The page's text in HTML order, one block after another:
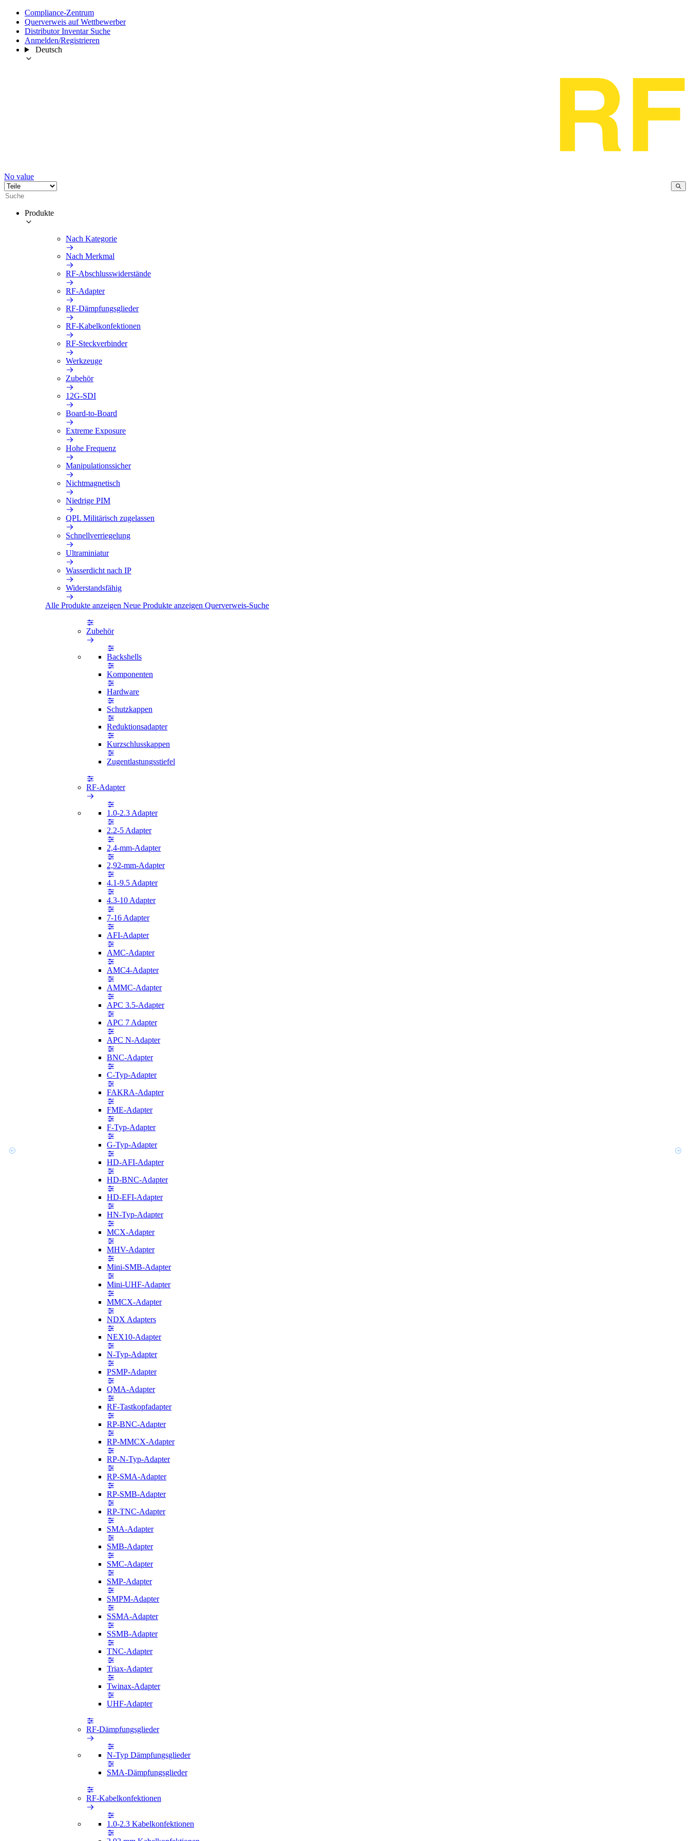
Compliance-Zentrum
Querverweis auf Wettbewerber
Distributor Inventar Suche
Anmelden/Registrieren
Deutsch
No value
Produkte
Nach Kategorie
Nach Merkmal
RF-Abschlusswiderstände
RF-Adapter
RF-Dämpfungsglieder
RF-Kabelkonfektionen
RF-Steckverbinder
Werkzeuge
Zubehör
12G-SDI
Board-to-Board
Extreme Exposure
Hohe Frequenz
Manipulationssicher
Nichtmagnetisch
Niedrige PIM
QPL Militärisch zugelassen
Schnellverriegelung
Ultraminiatur
Wasserdicht nach IP
Widerstandsfähig
Alle Produkte anzeigen Neue Produkte anzeigen Querverweis-Suche
Zubehör
Backshells
Komponenten
Hardware
Schutzkappen
Reduktionsadapter
Kurzschlusskappen
Zugentlastungsstiefel
RF-Adapter
1.0-2.3 Adapter
2.2-5 Adapter
2,4-mm-Adapter
2,92-mm-Adapter
4.1-9.5 Adapter
4.3-10 Adapter
7-16 Adapter
AFI-Adapter
AMC-Adapter
AMC4-Adapter
AMMC-Adapter
APC 3.5-Adapter
APC 7 Adapter
APC N-Adapter
BNC-Adapter
C-Typ-Adapter
FAKRA-Adapter
FME-Adapter
F-Typ-Adapter
G-Typ-Adapter
HD-AFI-Adapter
HD-BNC-Adapter
HD-EFI-Adapter
HN-Typ-Adapter
MCX-Adapter
MHV-Adapter
Mini-SMB-Adapter
Mini-UHF-Adapter
MMCX-Adapter
NDX Adapters
NEX10-Adapter
N-Typ-Adapter
PSMP-Adapter
QMA-Adapter
RF-Tastkopfadapter
RP-BNC-Adapter
RP-MMCX-Adapter
RP-N-Typ-Adapter
RP-SMA-Adapter
RP-SMB-Adapter
RP-TNC-Adapter
SMA-Adapter
SMB-Adapter
SMC-Adapter
SMP-Adapter
SMPM-Adapter
SSMA-Adapter
SSMB-Adapter
TNC-Adapter
Triax-Adapter
Twinax-Adapter
UHF-Adapter
RF-Dämpfungsglieder
N-Typ Dämpfungsglieder
SMA-Dämpfungsglieder
RF-Kabelkonfektionen
1.0-2.3 Kabelkonfektionen